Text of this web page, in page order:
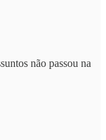
não passou na